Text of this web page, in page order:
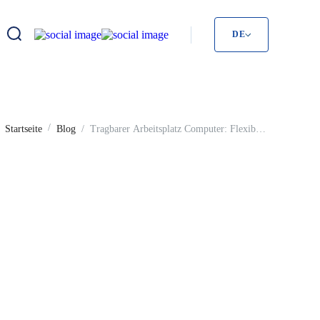
DE
Startseite Blog
Tragbarer Arbeitsplatz Computer: Flexibel